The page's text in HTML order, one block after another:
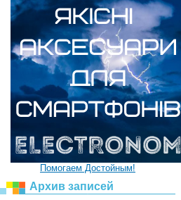
Помогаем Достойным!
Архив записей